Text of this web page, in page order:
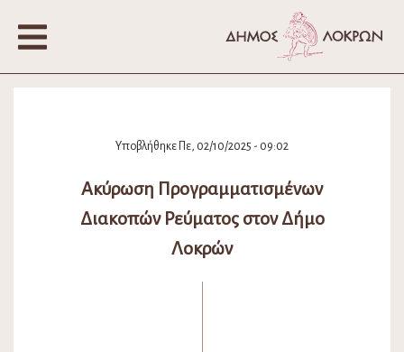
Υποβλήθηκε Πε, 02/10/2025 - 09:02
Ακύρωση Προγραμματισμένων
Διακοπών Ρεύματος στον Δήμο
Λοκρών